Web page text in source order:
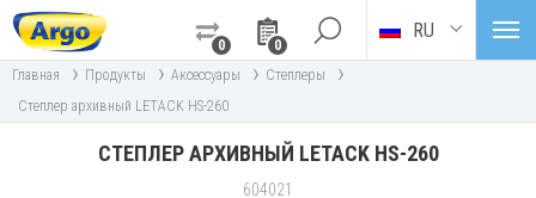
0
0
RU
Главная › Продукты › Аксессуары › Степлеры ›
Степлер архивный LETACK HS-260
СТЕПЛЕР АРХИВНЫЙ LETACK HS-260
604021